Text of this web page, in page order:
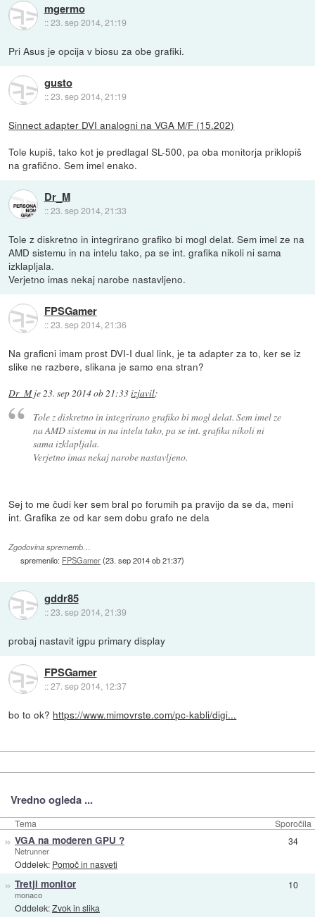
mgermo
::23. sep 2014, 21:19
Pri Asus je opcija v biosu za obe grafiki.
gusto
::23. sep 2014, 21:19
Sinnect adapter DVI analogni na VGA M/F (15.202)
Tole kupiš, tako kot je predlagal SL-500, pa oba monitorja priklopiš
na grafično. Sem imel enako.
Dr_M
::23. sep 2014, 21:33
Tole z diskretno in integrirano grafiko bi mogl delat. Sem imel ze na
AMD sistemu in na intelu tako, pa se int. grafika nikoli ni sama
izklapljala.
Verjetno imas nekaj narobe nastavljeno.
FPSGamer
::23. sep 2014, 21:36
Na graficni imam prost DVI-I dual link, je ta adapter za to, ker se iz
slike ne razbere, slikana je samo ena stran?
Dr_Mje23. sep 2014 ob 21:33izjavil:
Tole z diskretno in integrirano grafiko bi mogl delat. Sem imel ze
na AMD sistemu in na intelu tako, pa se int. grafika nikoli ni
sama izklapljala.
Verjetno imas nekaj narobe nastavljeno.
Sej to me čudi ker sem bral po forumih pa pravijo da se da, meni
int. Grafika ze od kar sem dobu grafo ne dela
Zgodovina sprememb…
spremenilo: FPSGamer(23. sep 2014 ob 21:37)
gddr85
::23. sep 2014, 21:39
probaj nastavit igpu primary display
FPSGamer
::27. sep 2014, 12:37
bo to ok? https://www.mimovrste.com/pc-kabli/digi...
Vredno ogleda ...
Tema Sporočila
» VGA na moderen GPU ?
Netrunner
Oddelek: Pomoč in nasveti
34
» Tretji monitor
monaco
Oddelek:Zvok in slika
10